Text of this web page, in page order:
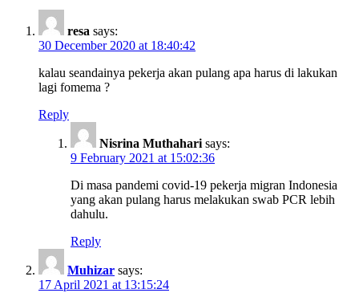
resa says:
30 December 2020 at 18:40:42
kalau seandainya pekerja akan pulang apa harus di lakukan
lagi fomema ?
Reply
Nisrina Muthahari says:
9 February 2021 at 15:02:36
Di masa pandemi covid-19 pekerja migran Indonesia
yang akan pulang harus melakukan swab PCR lebih
dahulu.
Reply
Muhizar says:
17 April 2021 at 13:15:24